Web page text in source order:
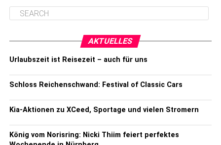
AKTUELLES
Urlaubszeit ist Reisezeit – auch für uns
Schloss Reichenschwand: Festival of Classic Cars
Kia-Aktionen zu XCeed, Sportage und vielen Stromern
König vom Norisring: Nicki Thiim feiert perfektes